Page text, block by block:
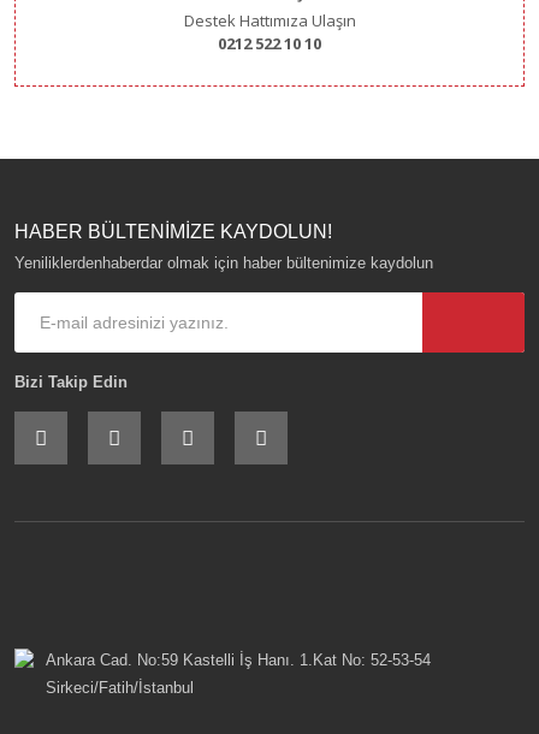
Destek Hattımıza Ulaşın
0212 522 10 10
HABER BÜLTENİMİZE KAYDOLUN!
Yeniliklerdenhaberdar olmak için haber bültenimize kaydolun
Bizi Takip Edin
Ankara Cad. No:59 Kastelli İş Hanı. 1.Kat No: 52-53-54
Sirkeci/Fatih/İstanbul